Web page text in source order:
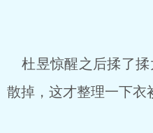
杜昱惊醒之后揉了揉
散掉，这才整理一下衣